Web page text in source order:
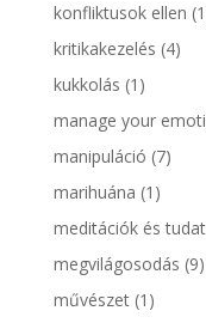
konfliktusok ellen
kritikakezelés (4)
kukkolás (1)
manage your
manipuláció (7)
marihuána (1)
meditációk és
megvilágosodás (9)
művészet(1)